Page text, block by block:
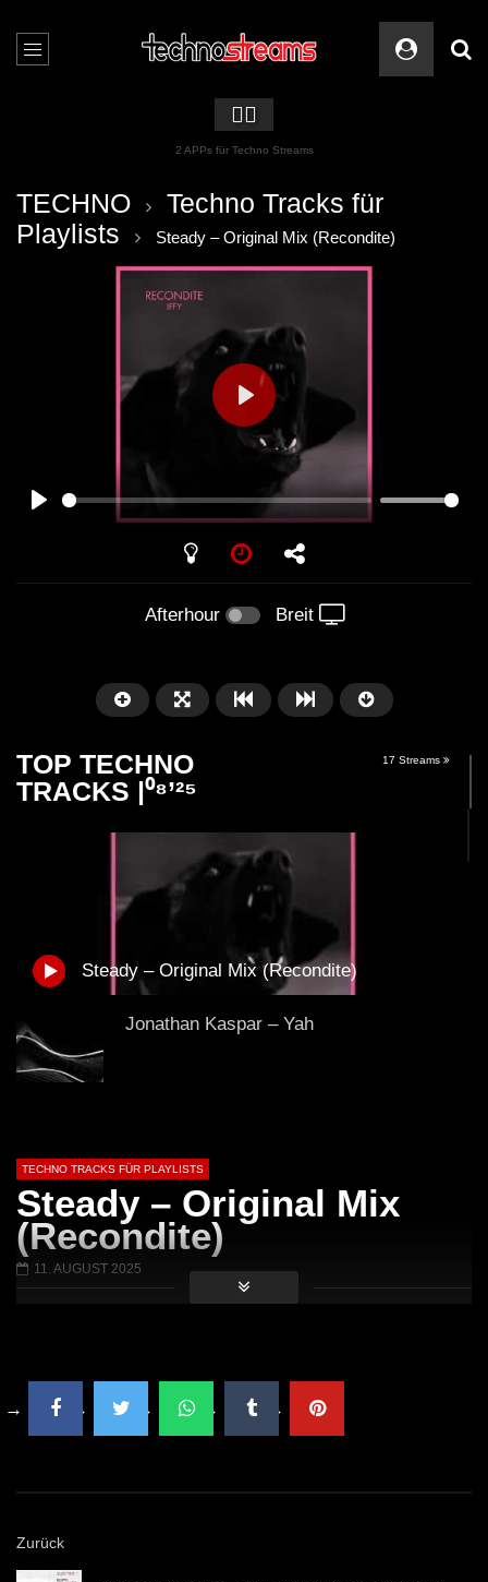
🏳️‍🌈
2 APPs für Techno Streams
TECHNO
Techno Tracks für
Playlists
Steady – Original Mix (Recondite)
PLAY
Afterhour Breit
Später
Jonathan Kaspar – Yah
OPERA (Street
(Club Mix)
TOP TECHNO
TRACKS |⁰⁸’²⁵
17 Streams
Steady – Original Mix (Recondite)
Jonathan Kaspar – Yah
OPERA (Street Parade Anthem) (Club
Mix)
TECHNO TRACKS FÜR PLAYLISTS
Steady – Original Mix
(Recondite)
11. AUGUST 2025
Zurück